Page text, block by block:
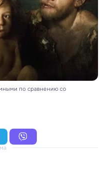
по сравнению со